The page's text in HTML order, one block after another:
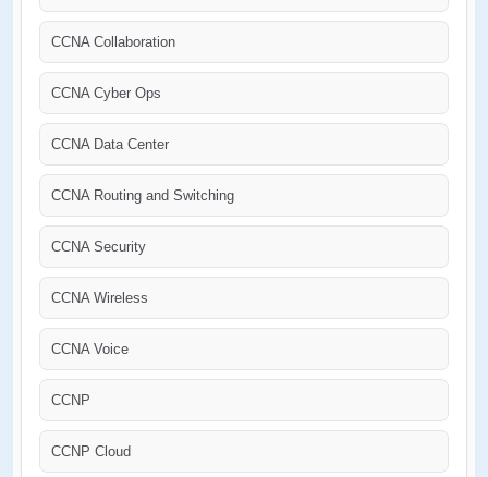
CCNA Collaboration
CCNA Cyber Ops
CCNA Data Center
CCNA Routing and Switching
CCNA Security
CCNA Wireless
CCNA Voice
CCNP
CCNP Cloud